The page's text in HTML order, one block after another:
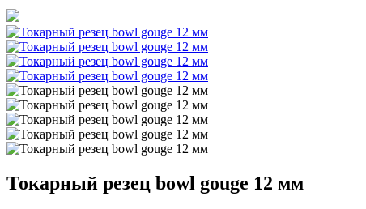
Токарный резец bowl gouge 12 мм